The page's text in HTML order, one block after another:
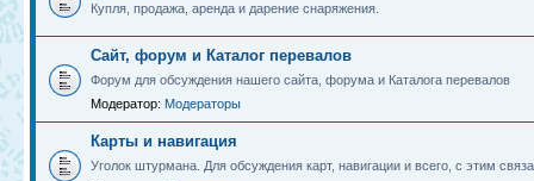
Купля, продажа, аренда и дарение снаряжения.
Сайт, форум и Каталог перевалов
Форум для обсуждения нашего сайта, форума и Каталога перевалов
Модератор: Модераторы
Карты и навигация
Уголок штурмана. Для обсуждения карт, навигации и всего, с этим